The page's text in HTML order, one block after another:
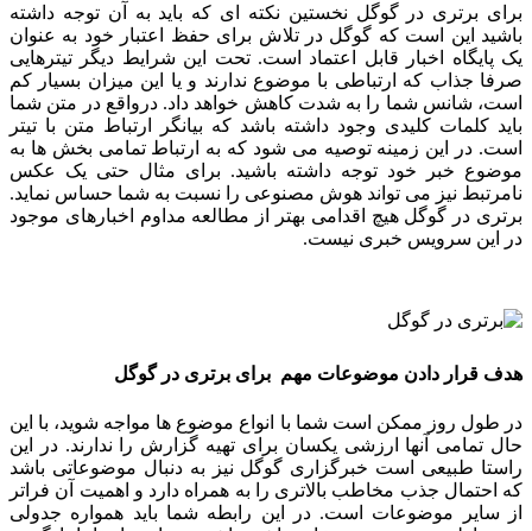
برای برتری در گوگل نخستین نکته ای که باید به آن توجه داشته
باشید این است که گوگل در تلاش برای حفظ اعتبار خود به عنوان
یک پایگاه اخبار قابل اعتماد است. تحت این شرایط دیگر تیترهایی
صرفا جذاب که ارتباطی با موضوع ندارند و یا این میزان بسیار کم
است، شانس شما را به شدت کاهش خواهد داد. درواقع در متن شما
باید کلمات کلیدی وجود داشته باشد که بیانگر ارتباط متن با تیتر
است. در این زمینه توصیه می شود که به ارتباط تمامی بخش ها به
موضوع خبر خود توجه داشته باشید. برای مثال حتی یک عکس
نامرتبط نیز می تواند هوش مصنوعی را نسبت به شما حساس نماید.
برتری در گوگل هیچ اقدامی بهتر از مطالعه مداوم اخبارهای موجود
در این سرویس خبری نیست.
هدف قرار دادن موضوعات مهم برای برتری در گوگل
در طول روز ممکن است شما با انواع موضوع ها مواجه شوید، با این
حال تمامی آنها ارزشی یکسان برای تهیه گزارش را ندارند. در این
راستا طبیعی است خبرگزاری گوگل نیز به دنبال موضوعاتی باشد
که احتمال جذب مخاطب بالاتری را به همراه دارد و اهمیت آن فراتر
از سایر موضوعات است. در این رابطه شما باید همواره جدولی